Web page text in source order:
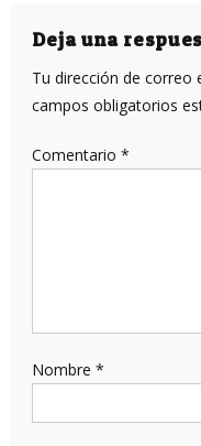
entradas
Deja una
Tu dirección de correo
campos obligatorios
Comentario *
Nombre *